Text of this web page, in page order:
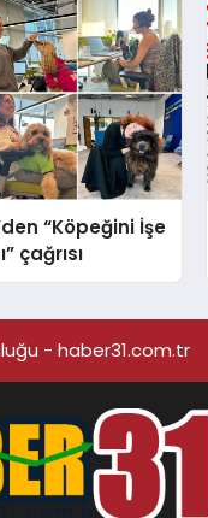
“Köpeğini İşe
çağrısı
- haber31.com.tr